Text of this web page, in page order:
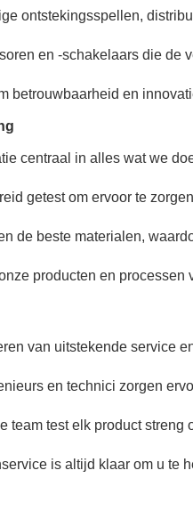
ontstekingsspellen,
en -schakelaars die de
betrouwbaarheid en
centraal in alles wat we
getest om ervoor te
de beste materialen,
producten en
van uitstekende service
en technici zorgen
team test elk product streng
is altijd klaar om u te